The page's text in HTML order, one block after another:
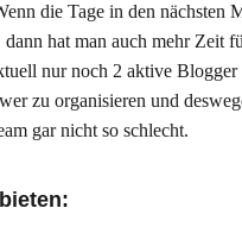
die Tage in den nächsten
hat man auch mehr Zeit
nur noch 2 aktive Blogger
zu organisieren und
gar nicht so schlecht.